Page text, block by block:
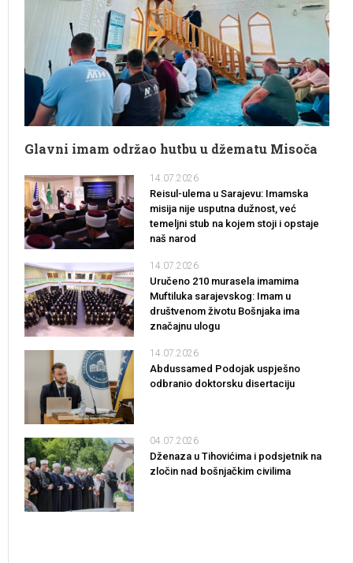
Glavni imam održao hutbu u džematu Misoča
14.07.2026
Reisul-ulema u Sarajevu: Imamska
misija nije usputna dužnost, već
temeljni stub na kojem stoji i opstaje
naš narod
14.07.2026
Uručeno 210 murasela imamima
Muftiluka sarajevskog: Imam u
društvenom životu Bošnjaka ima
značajnu ulogu
14.07.2026
Abdussamed Podojak uspješno
odbranio doktorsku disertaciju
04.07.2026
Dženaza u Tihovićima i podsjetnik na
zločin nad bošnjačkim civilima